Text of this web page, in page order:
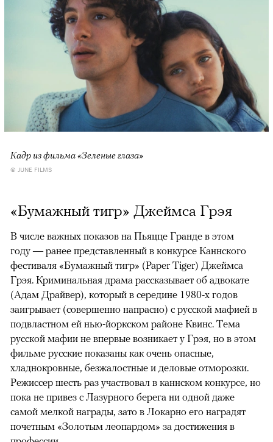
Кадр из фильма «Зеленые глаза»
© JUNE FILMS
«Бумажный тигр» Джеймса Грэя
В числе важных показов на Пьяцце Гранде в этом
году — ранее представленный в конкурсе Каннского
фестиваля «Бумажный тигр» (Paper Tiger) Джеймса
Грэя. Криминальная драма рассказывает об адвокате
(Адам Драйвер), который в середине 1980-х годов
заигрывает (совершенно напрасно) с русской мафией в
подвластном ей нью-йоркском районе Квинс. Тема
русской мафии не впервые возникает у Грэя, но в этом
фильме русские показаны как очень опасные,
хладнокровные, безжалостные и деловые отморозки.
Режиссер шесть раз участвовал в каннском конкурсе, но
пока не привез с Лазурного берега ни одной даже
самой мелкой награды, зато в Локарно его наградят
почетным «Золотым леопардом» за достижения в